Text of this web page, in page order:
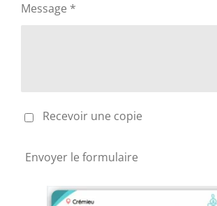
Message *
Recevoir une copie
Envoyer le formulaire